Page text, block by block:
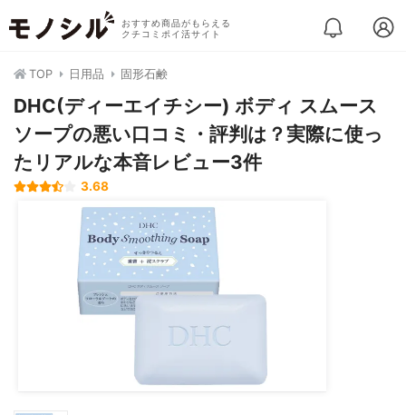
おすすめ商品がもらえる
クチコミポイ活サイト
TOP 日用品 固形石鹸
DHC(ディーエイチシー) ボディ スムース
ソープの悪い口コミ・評判は？実際に使っ
たリアルな本音レビュー3件
3.68